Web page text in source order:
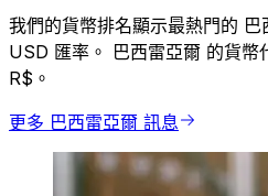
我們的貨幣排名顯示最熱門的
USD 匯率。 巴西雷亞爾 的貨幣
R$。
更多 巴西雷亞爾 訊息